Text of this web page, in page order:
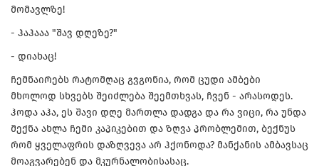
მომავლზე!
- ჰაჰააა "შავ დღეზე?"
- დიახაც!
ჩემნაირებს რატომღაც გვგონია, რომ ცუდი ამბები
მხოლოდ სხვებს შეიძლება შეემთხვას, ჩვენ - არასოდეს.
ჰოდა აჰა, ეს შავი დღე მართლა დადგა და რა ვიცი, რა უნდა
მექნა ახლა ჩემი კაპიკებით და ზღვა პრობლემით, ბექნუს
რომ ყველაფრის დაზღვევა არ ჰქონოდა? მანქანის ამბავსაც
მოაგვარებენ და მკურნალობისასაც.